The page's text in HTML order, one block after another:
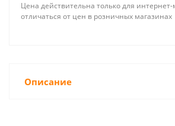
Цена действительна только для
отличаться от цен в розничных магазинах
Описание